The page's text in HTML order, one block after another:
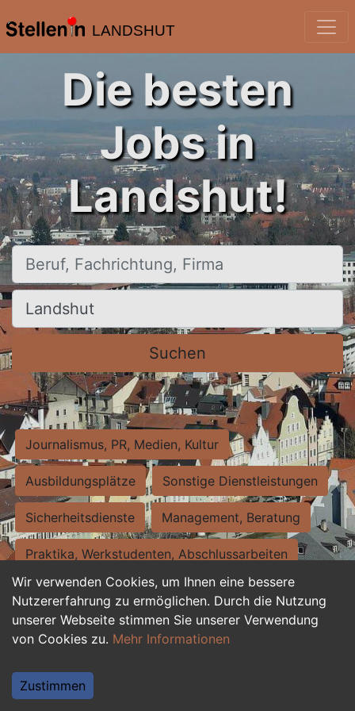
LANDSHUT
Wir verwenden Cookies, um Ihnen eine bessere
Nutzererfahrung zu ermöglichen. Durch die Nutzung
unserer Webseite stimmen Sie unserer Verwendung
von Cookies zu. Mehr Informationen
Zustimmen
Die besten
Jobs in
Landshut!
Beruf, Fachrichtung, Firma
Ort, Stadt
Suchen
Journalismus, PR, Medien, Kultur
Ausbildungsplätze Sonstige Dienstleistungen
Sicherheitsdienste Management, Beratung
Praktika, Werkstudenten, Abschlussarbeiten
Personalwesen Assistenz, Sekretariat
Hilfskräfte, Aushilfs- und Nebenjobs
Weiterbildung, Studium, duale Ausbildung